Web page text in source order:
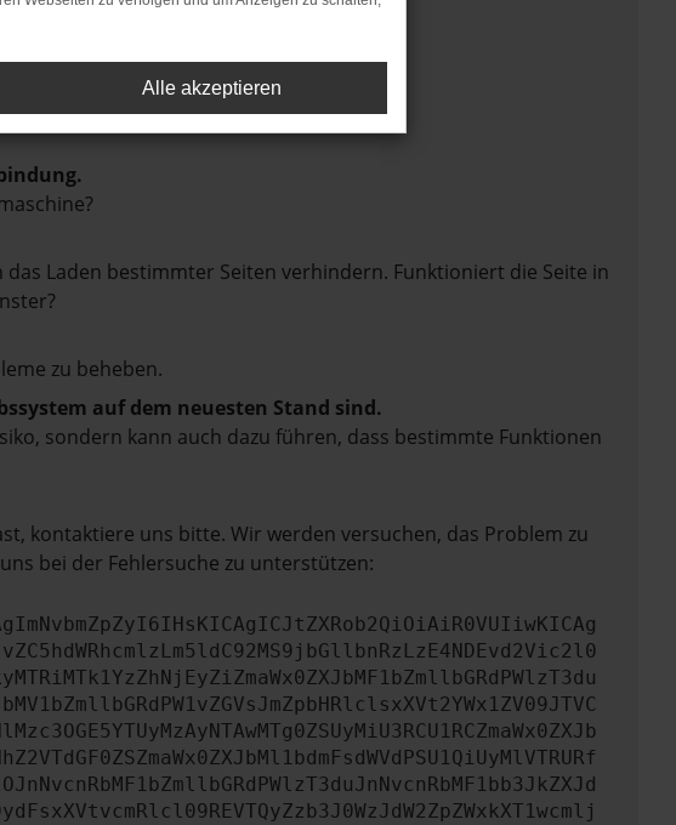
Laden bestimmter Seiten verhindern. Funktioniert die Seite in
zu beheben.
auf dem neuesten Stand sind.
sondern kann auch dazu führen, dass bestimmte Funktionen
kontaktiere uns bitte. Wir werden versuchen, das Problem zu
bei der Fehlersuche zu unterstützen:
Alle akzeptieren